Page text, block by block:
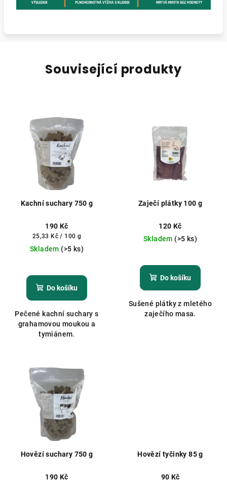
Související produkty
Kachní suchary 750 g
190 Kč
Měrná
cena:
25,33 Kč / 100 g
Skladem (>5 ks)
Do košíku
Pečené kachní suchary s
grahamovou moukou a
tymiánem.
Zaječí plátky 100 g
120 Kč
Skladem (>5 ks)
Do košíku
Sušené plátky z mletého
zaječího masa.
Hovězí suchary 750 g
190 Kč
Hovězí tyčinky 85 g
90 Kč